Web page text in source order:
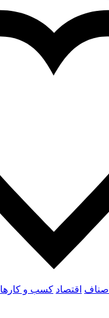
اصناف اقتصاد کسب و کارها